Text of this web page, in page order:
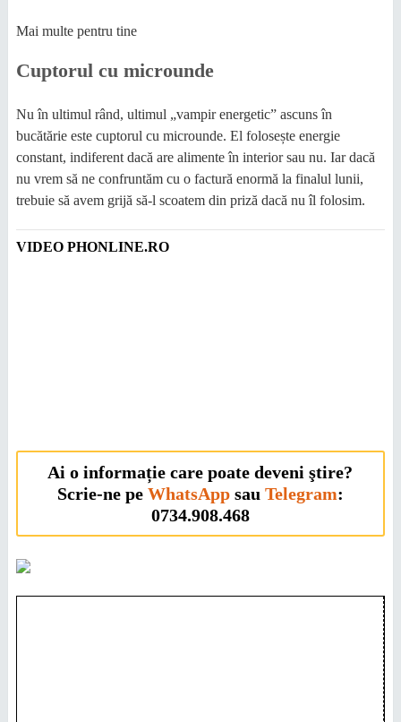
Mai multe pentru tine
Cuptorul cu microunde
Nu în ultimul rând, ultimul „vampir energetic” ascuns în
bucătărie este cuptorul cu microunde. El folosește energie
constant, indiferent dacă are alimente în interior sau nu. Iar dacă
nu vrem să ne confruntăm cu o factură enormă la finalul lunii,
trebuie să avem grijă să-l scoatem din priză dacă nu îl folosim.
VIDEO PHONLINE.RO
Ai o informație care poate deveni ştire?
Scrie-ne pe WhatsAppsau Telegram:
0734.908.468